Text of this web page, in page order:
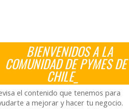
BIENVENIDOS A LA
COMUNIDAD DE PYMES DE
CHILE_
el contenido que tenemos para
a mejorar y hacer tu negocio.